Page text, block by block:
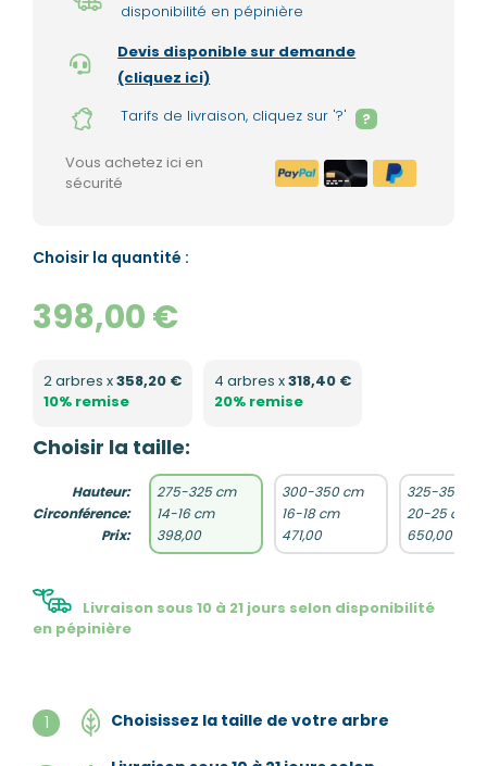
disponibilité en pépinière
Devis disponible sur demande
(cliquez ici)
Tarifs de livraison, cliquez sur '?'
?
Vous achetez ici en
sécurité
Choisir la quantité :
398,00 €
2 arbres x358,20 €
10% remise
4 arbres x318,40 €
20% remise
Choisir la taille:
Hauteur:
Circonférence:
Prix:
275-325 cm
14-16 cm
398,00
300-350 cm
16-18 cm
471,00
325-350 cm
20-25 cm
650,00
Livraison sous 10 à 21 jours selon disponibilité
en pépinière
1 Choisissez la taille de votre arbre